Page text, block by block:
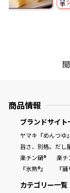
おすすめサイト
だしパック
商品情報
ブランドサイト
ヤマキ『めんつゆ』
旨さ、別格。だし
楽チン鍋®
楽チ
『氷熟®』
『
カテゴリー一覧